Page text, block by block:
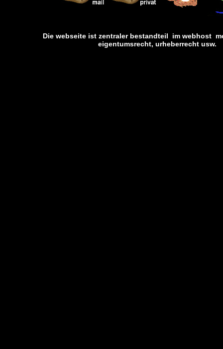
Die webseite ist zentraler bestandteil im webhost
eigentumsrecht, urheberrecht